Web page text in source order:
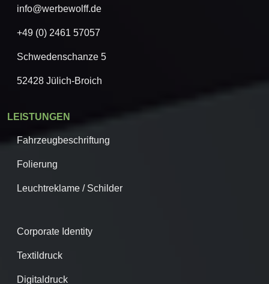
info@werbewolff.de
+49 (0) 2461 57057
Schwedenschanze 5
52428 Jülich-Broich
LEISTUNGEN
Fahrzeugbeschriftung
Folierung
Leuchtreklame / Schilder
Corporate Identity
Textildruck
Digitaldruck